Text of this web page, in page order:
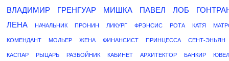
ВЛАДИМИР
ГРЕНГУАР МИШКА ПАВЕЛ ЛОБ
ЛЕНА
НАЧАЛЬНИК ПРОНИН ЛИКУРГ ФРЭНСИС РОТА КАТЯ
КОМЕНДАНТ МОЛЬЕР ЖЕНА ФИНАНСИСТ ПРИНЦЕССА СЕНТ-ЭНЬЯН
КАСПАР РЫЦАРЬ РАЗБОЙНИК КАБИНЕТ АРХИТЕКТОР БАНКИР